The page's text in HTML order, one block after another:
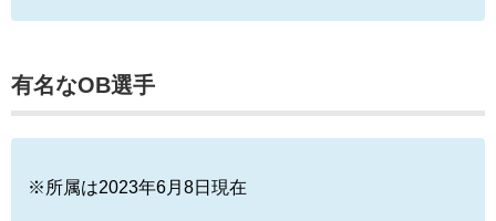
有名なOB選手
※所属は2023年6月8日現在